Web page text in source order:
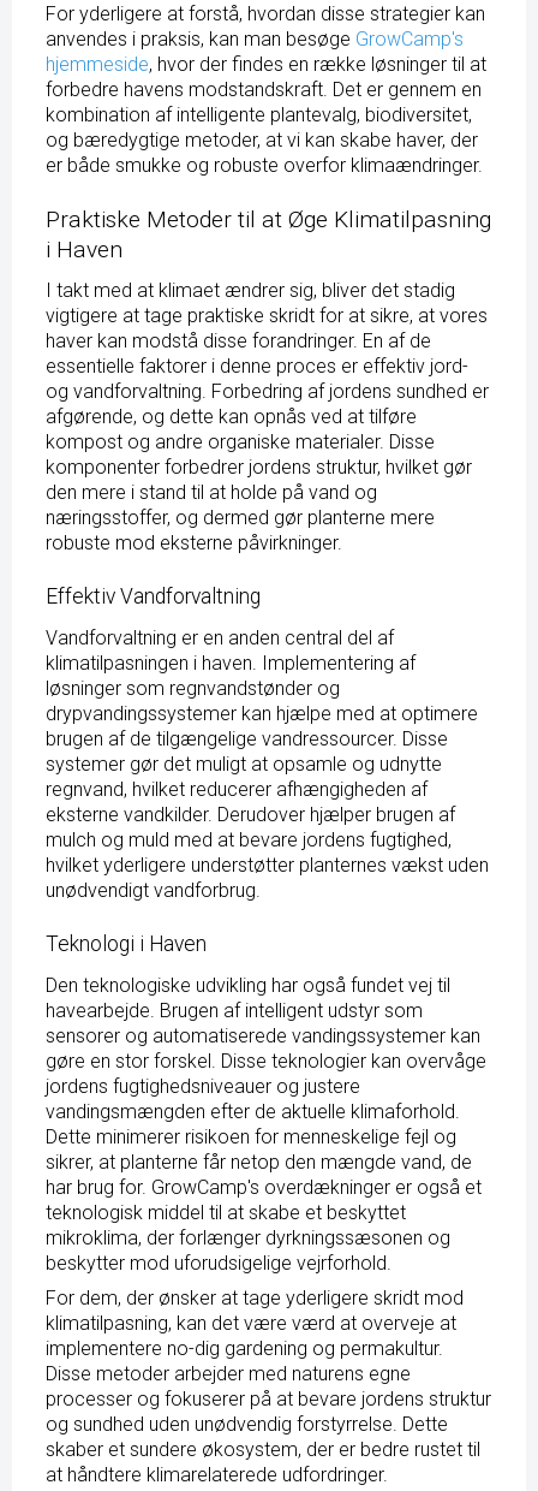
For yderligere at forstå, hvordan disse strategier kan
anvendes i praksis, kan man besøge GrowCamp's
hjemmeside, hvor der findes en række løsninger til at
forbedre havens modstandskraft. Det er gennem en
kombination af intelligente plantevalg, biodiversitet,
og bæredygtige metoder, at vi kan skabe haver, der
er både smukke og robuste overfor klimaændringer.
Praktiske Metoder til at Øge Klimatilpasning
i Haven
I takt med at klimaet ændrer sig, bliver det stadig
vigtigere at tage praktiske skridt for at sikre, at vores
haver kan modstå disse forandringer. En af de
essentielle faktorer i denne proces er effektiv jord-
og vandforvaltning. Forbedring af jordens sundhed er
afgørende, og dette kan opnås ved at tilføre
kompost og andre organiske materialer. Disse
komponenter forbedrer jordens struktur, hvilket gør
den mere i stand til at holde på vand og
næringsstoffer, og dermed gør planterne mere
robuste mod eksterne påvirkninger.
Effektiv Vandforvaltning
Vandforvaltning er en anden central del af
klimatilpasningen i haven. Implementering af
løsninger som regnvandstønder og
drypvandingssystemer kan hjælpe med at optimere
brugen af de tilgængelige vandressourcer. Disse
systemer gør det muligt at opsamle og udnytte
regnvand, hvilket reducerer afhængigheden af
eksterne vandkilder. Derudover hjælper brugen af
mulch og muld med at bevare jordens fugtighed,
hvilket yderligere understøtter planternes vækst uden
unødvendigt vandforbrug.
Teknologi i Haven
Den teknologiske udvikling har også fundet vej til
havearbejde. Brugen af intelligent udstyr som
sensorer og automatiserede vandingssystemer kan
gøre en stor forskel. Disse teknologier kan overvåge
jordens fugtighedsniveauer og justere
vandingsmængden efter de aktuelle klimaforhold.
Dette minimerer risikoen for menneskelige fejl og
sikrer, at planterne får netop den mængde vand, de
har brug for. GrowCamp's overdækninger er også et
teknologisk middel til at skabe et beskyttet
mikroklima, der forlænger dyrkningssæsonen og
beskytter mod uforudsigelige vejrforhold.
For dem, der ønsker at tage yderligere skridt mod
klimatilpasning, kan det være værd at overveje at
implementere no-dig gardening og permakultur.
Disse metoder arbejder med naturens egne
processer og fokuserer på at bevare jordens struktur
og sundhed uden unødvendig forstyrrelse. Dette
skaber et sundere økosystem, der er bedre rustet til
at håndtere klimarelaterede udfordringer.